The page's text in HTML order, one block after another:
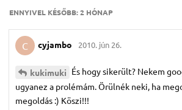
ENNYIVEL KÉSŐBB:2 HÓNAP
C cyjambo 2010. jún 26.
kukimuki És hogy sikerült? Nekem
ugyanez a prolémám. Örülnék neki, ha
megoldás :) Köszi!!!